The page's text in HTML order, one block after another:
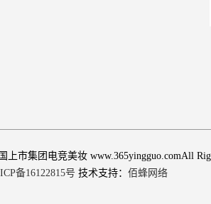
上市集团电竞美妆 www.365yingguo.comAll
备16122815号 技术支持： 佰蜂网络